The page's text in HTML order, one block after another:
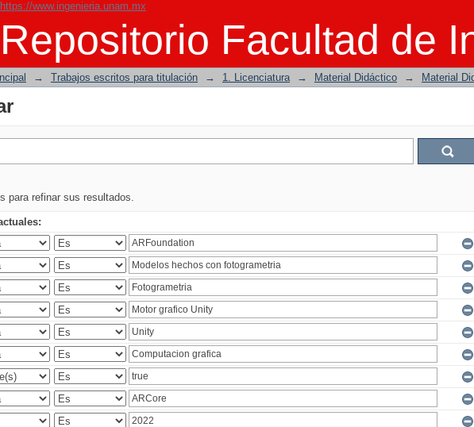
https://www.ingenieria.unam.mx
Repositorio Facultad de
→ Trabajos escritos para titulación → 1. Licenciatura → Material Didáctico → Material
para refinar sus resultados.